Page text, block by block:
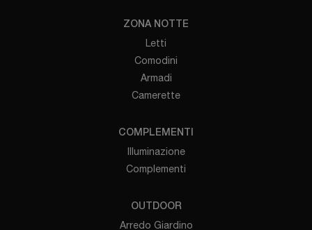
ZONA NOTTE
Letti
Comodini
Armadi
Camerette
COMPLEMENTI
Illuminazione
Complementi
OUTDOOR
Arredo Giardino